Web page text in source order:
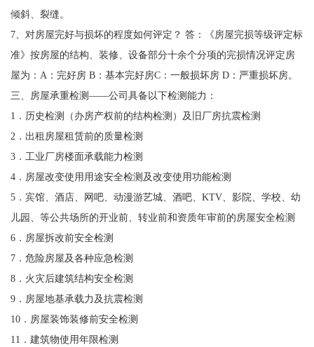
倾斜、裂缝。
7、对房屋完好与损坏的程度如何评定？ 答：《房屋完损等级评定标
准》按房屋的结构、装修、设备部分十余个分项的完损情况评定房
屋为：A：完好房 B：基本完好房C：一般损坏房 D：严重损坏房。
三、房屋承重检测——公司具备以下检测能力：
1．历史检测（办房产权前的结构检测）及旧厂房抗震检测
2．出租房屋租赁前的质量检测
3．工业厂房楼面承载能力检测
4．房屋改变使用用途安全检测及改变使用功能检测
5．宾馆、酒店、网吧、动漫游艺城、酒吧、KTV、影院、学校、幼
儿园、等公共场所的开业前、转业前和资质年审前的房屋安全检测
6．房屋拆改前安全检测
7．危险房屋及各种应急检测
8．火灾后建筑结构安全检测
9．房屋地基承载力及抗震检测
10．房屋装饰装修前安全检测
11．建筑物使用年限检测